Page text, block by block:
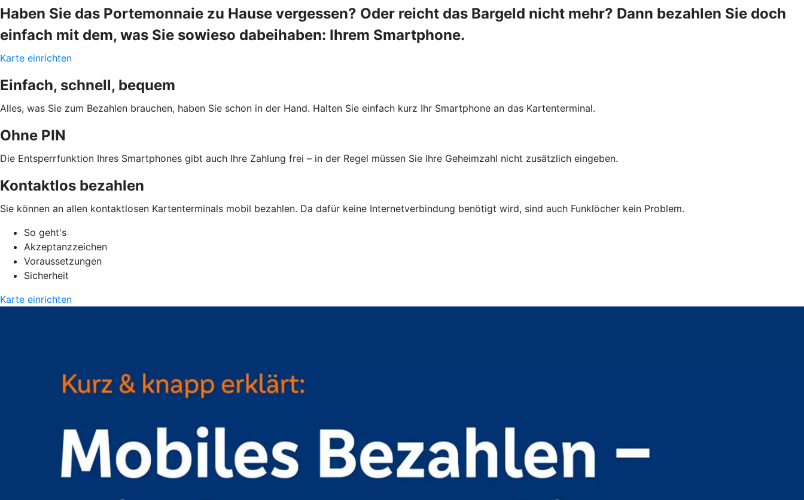
Haben Sie das Portemonnaie zu Hause vergessen? Oder reicht das Bargeld nicht mehr? Dann bezahlen Sie doch
einfach mit dem, was Sie sowieso dabeihaben: Ihrem Smartphone.
Karte einrichten
Einfach, schnell, bequem
Alles, was Sie zum Bezahlen brauchen, haben Sie schon in der Hand. Halten Sie einfach kurz Ihr Smartphone an das Kartenterminal.
Ohne PIN
Die Entsperrfunktion Ihres Smartphones gibt auch Ihre Zahlung frei – in der Regel müssen Sie Ihre Geheimzahl nicht zusätzlich eingeben.
Kontaktlos bezahlen
Sie können an allen kontaktlosen Kartenterminals mobil bezahlen. Da dafür keine Internetverbindung benötigt wird, sind auch Funklöcher kein Problem.
So geht's
Akzeptanzzeichen
Voraussetzungen
Sicherheit
Karte einrichten